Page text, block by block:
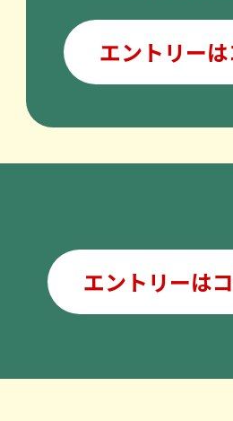
エントリーは
エントリーは